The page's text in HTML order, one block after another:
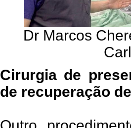
Dr Marcos
Cirurgia de
de recuperação